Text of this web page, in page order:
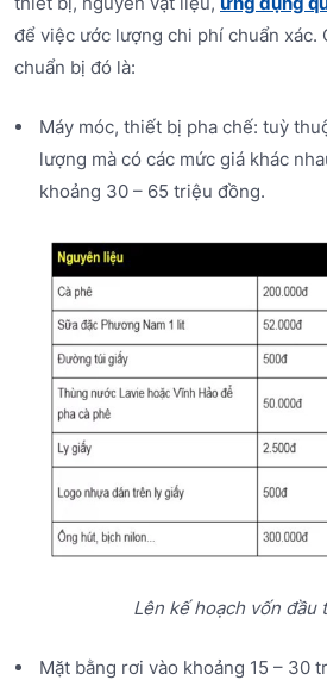
để việc ước lượng chi phí chuẩn xác.
chuẩn bị đó là:
Máy móc, thiết bị pha chế: tuỳ
lượng mà có các mức giá khác
khoảng 30 – 65 triệu đồng.
Lên kế hoạch vốn đầu
Mặt bằng rơi vào khoảng 15 – 30